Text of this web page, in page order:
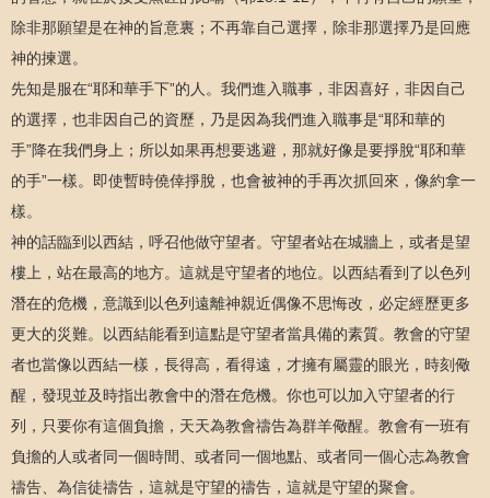
除非那願望是在神的旨意裏；不再靠自己選擇，除非那選擇乃是回應
神的揀選。
先知是服在“耶和華手下”的人。我們進入職事，非因喜好，非因自己
的選擇，也非因自己的資歷，乃是因為我們進入職事是“耶和華的
手”降在我們身上；所以如果再想要逃避，那就好像是要掙脫“耶和華
的手”一樣。即使暫時僥倖掙脫，也會被神的手再次抓回來，像約拿一
樣。
神的話臨到以西結，呼召他做守望者。守望者站在城牆上，或者是望
樓上，站在最高的地方。這就是守望者的地位。以西結看到了以色列
潛在的危機，意識到以色列遠離神親近偶像不思悔改，必定經歷更多
更大的災難。以西結能看到這點是守望者當具備的素質。教會的守望
者也當像以西結一樣，長得高，看得遠，才擁有屬靈的眼光，時刻儆
醒，發現並及時指出教會中的潛在危機。你也可以加入守望者的行
列，只要你有這個負擔，天天為教會禱告為群羊儆醒。教會有一班有
負擔的人或者同一個時間、或者同一個地點、或者同一個心志為教會
禱告、為信徒禱告，這就是守望的禱告，這就是守望的聚會。